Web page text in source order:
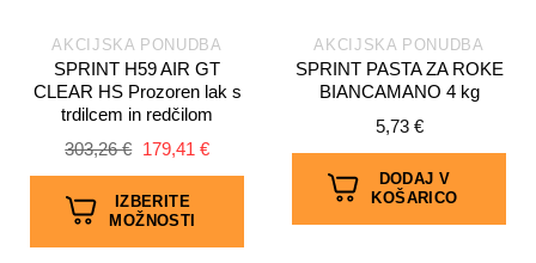
AKCIJSKA PONUDBA
SPRINT H59 AIR GT
CLEAR HS Prozoren lak s
trdilcem in redčilom
303,26€ Izvirna
bila:
303,26 €.
179,41 €Trenutna
IZBERITE
MOŽNOSTI
AKCIJSKA PONUDBA
SPRINT PASTA ZA ROKE
BIANCAMANO 4 kg
5,73 €
DODAJ V
KOŠARICO